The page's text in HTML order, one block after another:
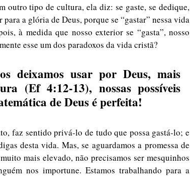
outro tipo de cultura, ela diz: se gaste, se dedique,
a glória de Deus, porque se “gastar” nessa vida
à medida que nosso exterior se “gasta”, nosso
esse um dos paradoxos da vida cristã?
deixamos usar por Deus, mais
(Ef 4:12-13), nossas possíveis
de Deus é perfeita!
faz sentido privá-lo de tudo que possa gastá-lo; e
desta vida. Mas, se aguardamos a promessa de
mais elevado, não precisamos ser mesquinhos
nos importune. Estamos trabalhando para a